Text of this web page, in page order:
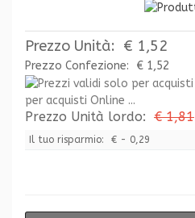
Prezzo Unità: € 1,52
Prezzo Confezione:
€ 1,52
per acquisti Online ...
Prezzo Unità lordo: € 1,81
Il tuo risparmio: € - 0,29